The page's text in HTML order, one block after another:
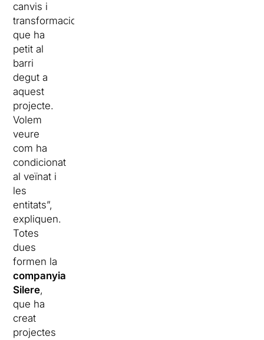
canvis i
transformacions
que ha
petit al
barri
degut a
aquest
projecte.
Volem
veure
com ha
condicionat
al veïnat i
les
entitats”,
expliquen.
Totes
dues
formen la
companyia
Silere,
que ha
creat
projectes